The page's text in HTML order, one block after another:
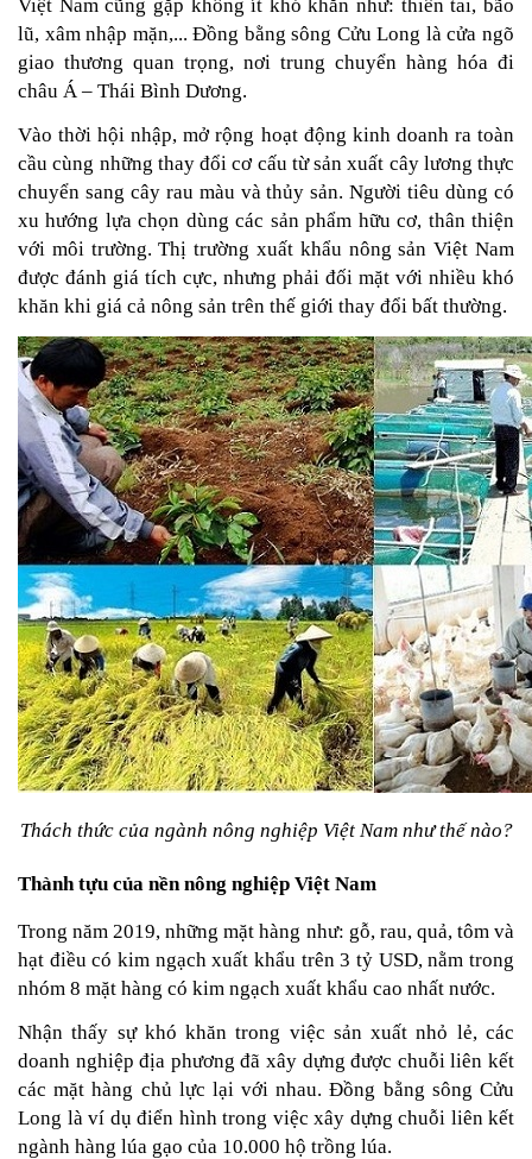
Việt Nam cũng gặp không ít khó khăn như: thiên tai, bão
lũ, xâm nhập mặn,... Đồng bằng sông Cửu Long là cửa ngõ
giao thương quan trọng, nơi trung chuyển hàng hóa đi
châu Á – Thái Bình Dương.
Vào thời hội nhập, mở rộng hoạt động kinh doanh ra toàn
cầu cùng những thay đổi cơ cấu từ sản xuất cây lương thực
chuyển sang cây rau màu và thủy sản. Người tiêu dùng có
xu hướng lựa chọn dùng các sản phẩm hữu cơ, thân thiện
với môi trường. Thị trường xuất khẩu nông sản Việt Nam
được đánh giá tích cực, nhưng phải đối mặt với nhiều khó
khăn khi giá cả nông sản trên thế giới thay đổi bất thường.
Thách thức của ngành nông nghiệp Việt Nam như thế nào?
Thành tựu của nền nông nghiệp Việt Nam
Trong năm 2019, những mặt hàng như: gỗ, rau, quả, tôm và
hạt điều có kim ngạch xuất khẩu trên 3 tỷ USD, nằm trong
nhóm 8 mặt hàng có kim ngạch xuất khẩu cao nhất nước.
Nhận thấy sự khó khăn trong việc sản xuất nhỏ lẻ, các
doanh nghiệp địa phương đã xây dựng được chuỗi liên kết
các mặt hàng chủ lực lại với nhau. Đồng bằng sông Cửu
Long là ví dụ điển hình trong việc xây dựng chuỗi liên kết
ngành hàng lúa gạo của 10.000 hộ trồng lúa.